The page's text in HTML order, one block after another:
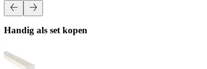
Handig als set kopen